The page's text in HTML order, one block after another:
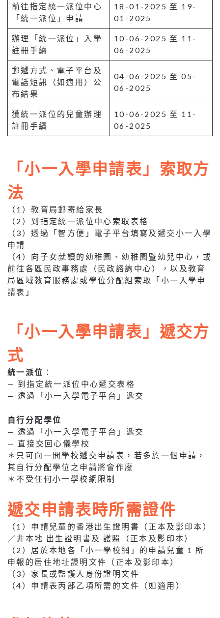
前往指定統一派位中心
「統一派位」申請
18-01-2025 至 19-
01-2025
辦理「統一派位」入學
註冊手續
10-06-2025 至 11-
06-2025
郵遞方式、電子平台及
電話短訊（如適用）公
布結果
04-06-2025 至 05-
06-2025
獲統一派位的兒童辦理
註冊手續
10-06-2025 至 11-
06-2025
「小一入學申請表」索取方
法
（1）教育局郵寄給家長
（2）到指定統一派位中心索取表格
（3）透過「智方便」電子平台填寫及遞交小一入學
申請
（4）向子女就讀的幼稚園、幼稚園暨幼兒中心，或
前往各區民政事務處（民政諮詢中心），以及教育
局區域教育服務處或學位分配組索取「小一入學申
請表」
「小一入學申請表」遞交方
式
統一派位 ：
— 到指定統一派位中心遞交表格
— 透過「小一入學電子平台」遞交
自行分配學位
— 透過「小一入學電子平台」遞交
— 直接交回心儀學校
＊只可向一間學校遞交申請表，若多於一個申請，
其自行分配學位之申請將會作廢
＊不受任何小一學校網限制
遞交申請表時所需證件
（1）申請兒童的香港出生證明書（正本及影印本）
／非本地 出生證明書及 護照（正本及影印本）
（2）居於本地各「小一學校網」的申請兒童 1 所
申報的居住地址證明文件（正本及影印本）
（3）家長或監護人身份證明文件
（4）申請表丙部乙項所需的文件（如適用）